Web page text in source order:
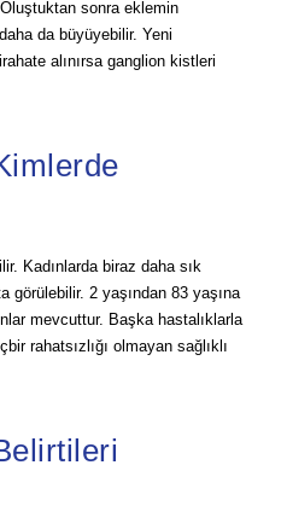
sonra eklemin
da büyüyebilir. Yeni
alınırsa ganglion kistleri
Kadınlarda biraz daha sık
görülebilir. 2 yaşından 83 yaşına
mevcuttur. Başka hastalıklarla
rahatsızlığı olmayan sağlıklı